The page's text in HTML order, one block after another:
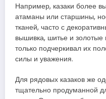
Например, казаки более
атаманы или старшины,
тканей, часто с
вышивка, шитье и золотые
только подчеркивал их
силы и уважения.
Для рядовых казаков же
тщательно продуманной